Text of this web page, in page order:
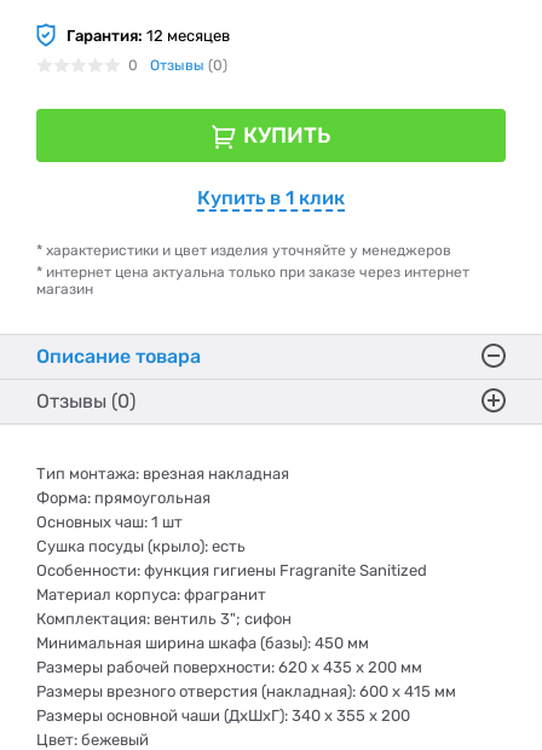
Гарантия: 12 месяцев
0 Отзывы (0)
КУПИТЬ
Купить в 1 клик
* характеристики и цвет изделия уточняйте у менеджеров
* интернет цена актуальна только при заказе через интернет
магазин
Описание товара
Отзывы (0)
Тип монтажа: врезная накладная
Форма: прямоугольная
Основных чаш: 1 шт
Сушка посуды (крыло): есть
Особенности: функция гигиены Fragranite Sanitized
Материал корпуса: фрагранит
Комплектация: вентиль 3"; сифон
Минимальная ширина шкафа (базы): 450 мм
Размеры рабочей поверхности: 620 x 435 x 200 мм
Размеры врезного отверстия (накладная): 600 x 415 мм
Размеры основной чаши (ДхШхГ): 340 x 355 x 200
Цвет: бежевый